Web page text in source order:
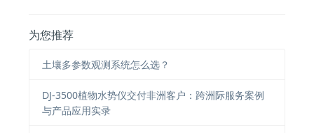
为您推荐
土壤多参数观测系统怎么选？
DJ-3500植物水势仪交付非洲客户：跨洲际服务案例
与产品应用实录